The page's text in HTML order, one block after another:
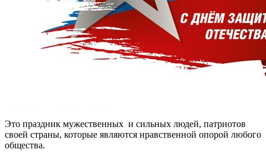
Это праздник мужественных и сильных людей, патриотов
своей страны, которые являются нравственной опорой любого
общества.